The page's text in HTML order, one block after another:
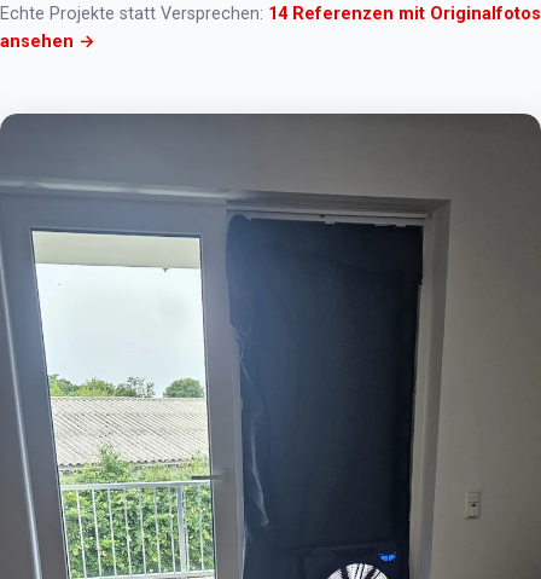
Echte Projekte statt Versprechen: 14 Referenzen mit Originalfotos
ansehen →